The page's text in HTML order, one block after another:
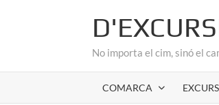
No importa el cim, sinó el
COMARCA